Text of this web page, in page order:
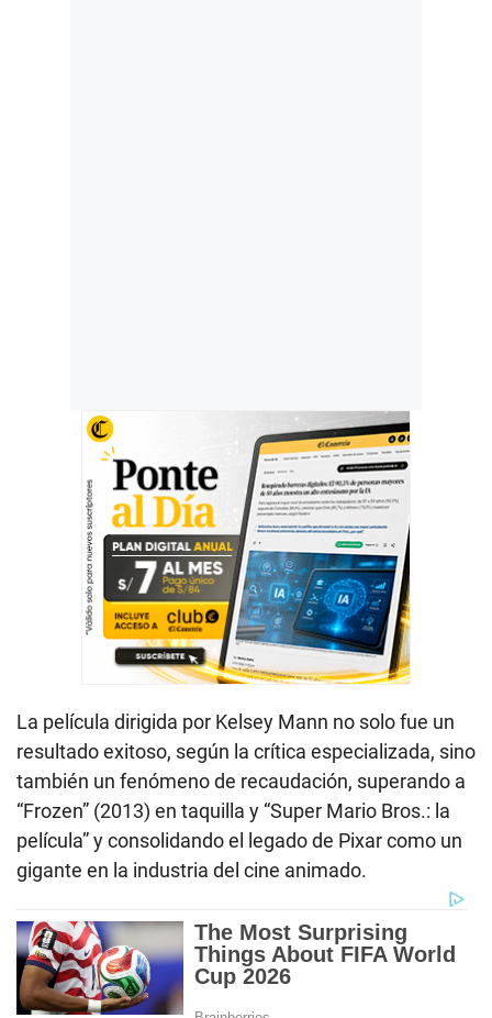
La película dirigida por Kelsey Mann no solo fue un
resultado exitoso, según la crítica especializada, sino
también un fenómeno de recaudación, superando a
“Frozen” (2013) en taquilla y “Super Mario Bros.: la
película” y consolidando el legado de Pixar como un
gigante en la industria del cine animado.